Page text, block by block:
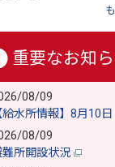
重要なお知
08/09
給水所情報】8月10
08/09
難所開設状況